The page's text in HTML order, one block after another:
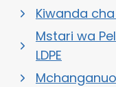
Kiwanda
Mstari wa
LDPE
Mchanganuo